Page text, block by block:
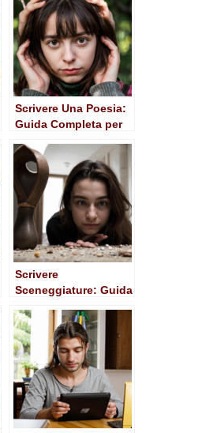
Scrivere Una Poesia:
Guida Completa per
Scrivere
Sceneggiature: Guida
per Aspiring
Screenwriters